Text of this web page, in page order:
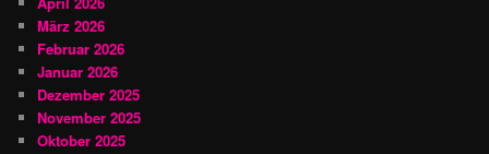
März 2026
Februar 2026
Januar 2026
Dezember 2025
November 2025
Oktober 2025